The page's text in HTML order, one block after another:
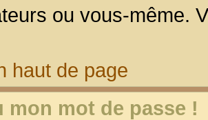
ou vous-même.
haut de page
mon mot de passe !